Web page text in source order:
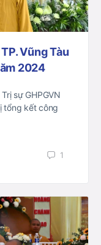
Vũng Tàu
2024
sự GHPGVN
tổng kết công
1